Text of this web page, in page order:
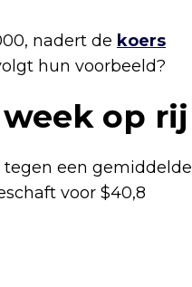
nadert de koers
hun voorbeeld?
week op rij
tegen een gemiddelde
voor $40,8